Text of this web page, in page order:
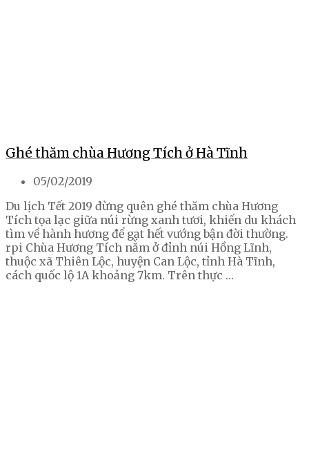
Ghé thăm chùa Hương Tích ở Hà Tĩnh
05/02/2019
Du lịch Tết 2019 đừng quên ghé thăm chùa Hương
Tích tọa lạc giữa núi rừng xanh tươi, khiến du khách
tìm về hành hương để gạt hết vướng bận đời thường.
rpi Chùa Hương Tích nằm ở đỉnh núi Hồng Lĩnh,
thuộc xã Thiên Lộc, huyện Can Lộc, tỉnh Hà Tĩnh,
cách quốc lộ 1A khoảng 7km. Trên thực …